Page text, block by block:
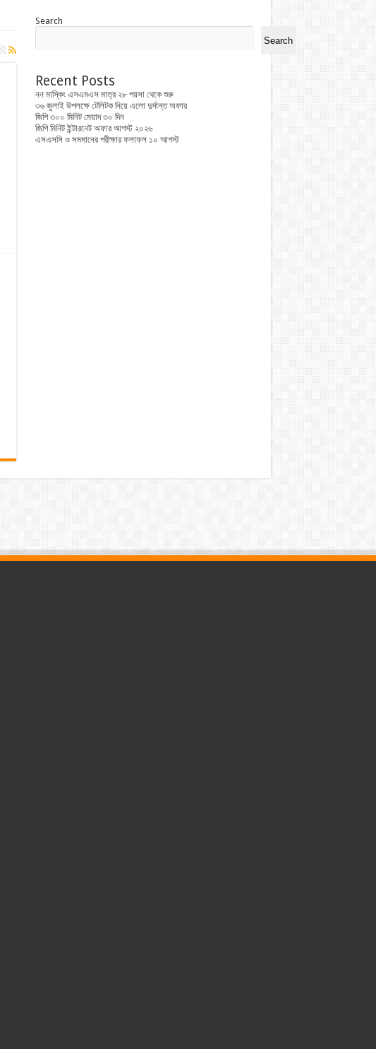
Search
Search
Recent Posts
নন মাস্কিং এসএমএস মাত্র ২৮ পয়সা থেকে শুরু
৩৬ জুলাই উপলক্ষে টেলিটক নিয়ে এলো দুর্দান্ত অফার
জিপি ৩০০ মিনিট মেয়াদ ৩০ দিন
জিপি মিনিট ইন্টারনেট অফার আগস্ট ২০২৬
এসএসসি ও সমমানের পরীক্ষার ফলাফল ১০ আগস্ট